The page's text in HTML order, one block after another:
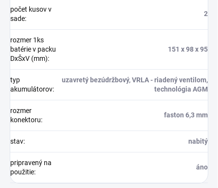
počet kusov v
sade:
2
rozmer 1ks
batérie v packu
DxŠxV (mm):
151 x 98 x 95
typ
akumulátorov:
uzavretý bezúdržbový, VRLA - riadený ventilom,
technológia AGM
rozmer
konektoru:
faston 6,3 mm
stav: nabitý
pripravený na
použitie:
áno